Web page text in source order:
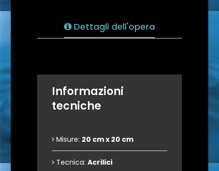
Dettagli dell'opera
Informazioni
tecniche
Misure: 20 cm x 20 cm
Tecnica: Acrilici